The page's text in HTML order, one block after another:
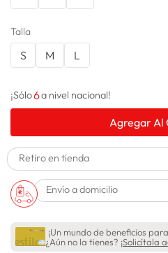
Talla
S M L
¡Sólo6a nivel nacional!
Agregar Al
Retiro en tienda
Envío a domicilio
¡Un mundo de beneficios
¿Aún no la tienes? ¡Solicítala